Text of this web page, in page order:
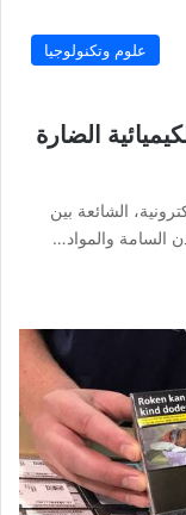
علوم وتكنولوجيا
الضارة
الشائعة بين
السامة والمواد…